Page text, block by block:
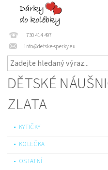
730 414 497
info@detske-sperky.eu
DĚTSKÉ
ZLATA
KYTIČKY
KOLEČKA
OSTATNÍ